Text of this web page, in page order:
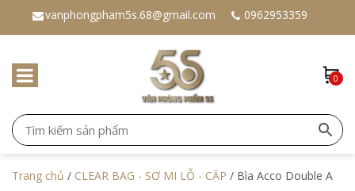
vanphongpham5s.68@gmail.com 0962953359
0
Trang chủ / CLEAR BAG - SƠ MI LỖ - CẶP / Bìa Acco Double A